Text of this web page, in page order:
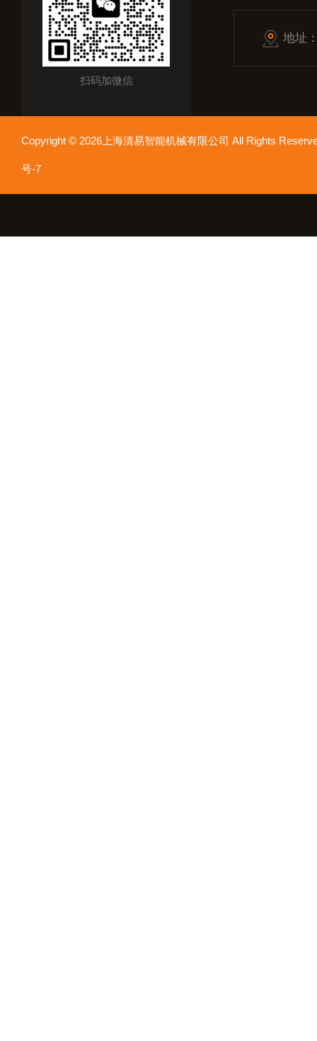
扫码加微信
地址
Copyright © 2026上海清易智能机械有限公司 All Rights
号-7